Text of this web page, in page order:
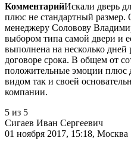
КомментарийИскали дверь
плюс не стандартный размер.
менеджеру Соловову
выбором типа самой двери и
выполнена на несколько
договоре срока. В общем от
положительные эмоции плюс
видом так и своей
компании.
5 из 5
Сигаев Иван Сергеевич
01 ноября 2017, 15:18, Москва